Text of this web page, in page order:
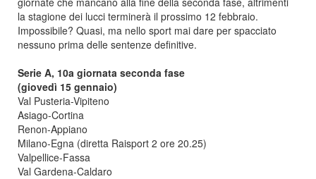
la stagione dei lucci terminerà il prossimo 12 febbraio.
Impossibile? Quasi, ma nello sport mai dare per spacciato
nessuno prima delle sentenze definitive.
Serie A, 10a giornata seconda fase
(giovedì 15 gennaio)
Val Pusteria-Vipiteno
Asiago-Cortina
Renon-Appiano
Milano-Egna (diretta Raisport 2 ore 20.25)
Valpellice-Fassa
Val Gardena-Caldaro